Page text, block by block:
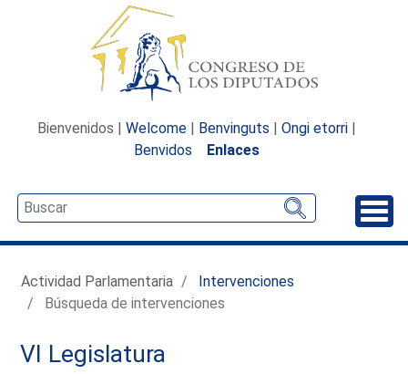
Bienvenidos | Welcome | Benvinguts | Ongi etorri |
Benvidos
Enlaces
Actividad Parlamentaria
Intervenciones
Búsqueda de intervenciones
VI Legislatura